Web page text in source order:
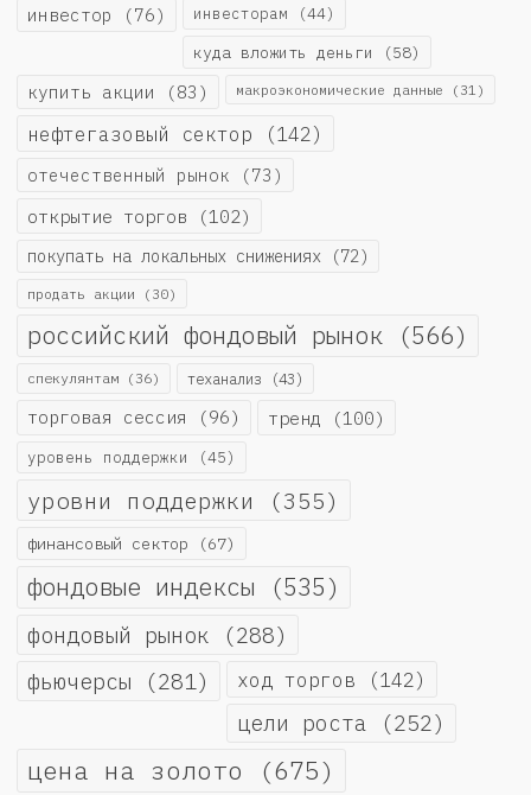
инвестор (76) инвесторам (44)
куда вложить деньги (58)
купить акции (83) макроэкономические данные (31)
нефтегазовый сектор (142)
отечественный рынок (73)
открытие торгов (102)
покупать на локальных снижениях (72)
продать акции (30)
российский фондовый рынок (566)
спекулянтам (36) теханализ (43)
торговая сессия (96) тренд (100)
уровень поддержки (45)
уровни поддержки (355)
финансовый сектор (67)
фондовые индексы (535)
фондовый рынок (288)
фьючерсы (281) ход торгов (142)
цели роста (252)
цена на золото (675)